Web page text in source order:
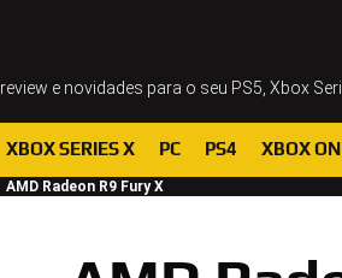
e novidades para o seu PS5, Xbox
XBOX SERIES X PC PS4 XBOX
AMD Radeon R9 Fury X